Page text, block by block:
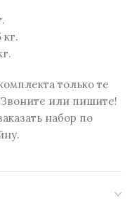
только те
или пишите!
набор по